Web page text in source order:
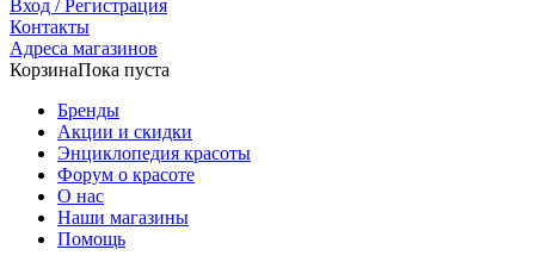
Вход / Регистрация
Контакты
Адреса магазинов
КорзинаПока пуста
Бренды
Акции и скидки
Энциклопедия красоты
Форум о красоте
О нас
Наши магазины
Помощь